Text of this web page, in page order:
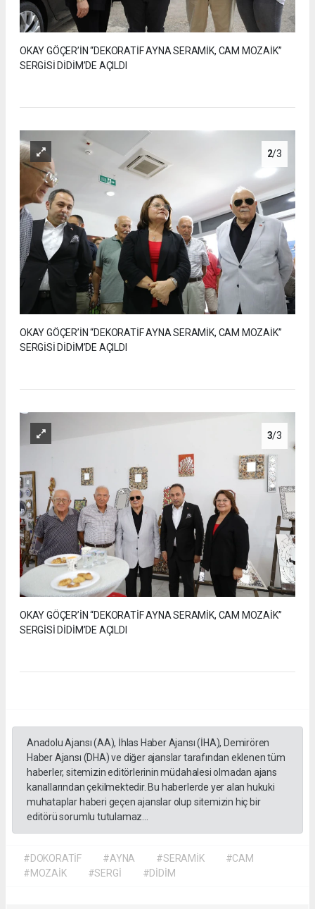
OKAY GÖÇER’İN “DEKORATİF AYNA SERAMİK, CAM MOZAİK”
SERGİSİ DİDİM’DE AÇILDI
2/3
OKAY GÖÇER’İN “DEKORATİF AYNA SERAMİK, CAM MOZAİK”
SERGİSİ DİDİM’DE AÇILDI
3/3
OKAY GÖÇER’İN “DEKORATİF AYNA SERAMİK, CAM MOZAİK”
SERGİSİ DİDİM’DE AÇILDI
Anadolu Ajansı (AA), İhlas Haber Ajansı (İHA), Demirören
Haber Ajansı (DHA) ve diğer ajanslar tarafından eklenen tüm
haberler, sitemizin editörlerinin müdahalesi olmadan ajans
kanallarından çekilmektedir. Bu haberlerde yer alan hukuki
muhataplar haberi geçen ajanslar olup sitemizin hiç bir
editörü sorumlu tutulamaz...
#DOKORATİF #AYNA #SERAMİK
#CAM
#MOZAİK
#SERGİ #DİDİM